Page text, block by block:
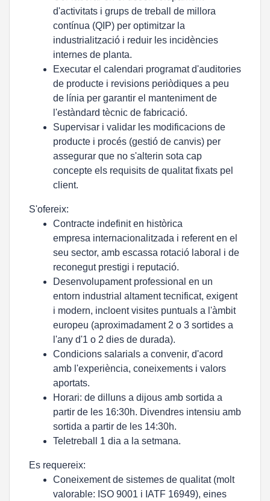
d'activitats i grups de treball de millora
contínua (QIP) per optimitzar la
industrialització i reduir les incidències
internes de planta.
Executar el calendari programat d'auditories
de producte i revisions periòdiques a peu
de línia per garantir el manteniment de
l'estàndard tècnic de fabricació.
Supervisar i validar les modificacions de
producte i procés (gestió de canvis) per
assegurar que no s'alterin sota cap
concepte els requisits de qualitat fixats pel
client.
S'ofereix:
Contracte indefinit en històrica
empresa internacionalitzada i referent en el
seu sector, amb escassa rotació laboral i de
reconegut prestigi i reputació.
Desenvolupament professional en un
entorn industrial altament tecnificat, exigent
i modern, incloent visites puntuals a l'àmbit
europeu (aproximadament 2 o 3 sortides a
l'any d'1 o 2 dies de durada).
Condicions salarials a convenir, d'acord
amb l'experiència, coneixements i valors
aportats.
Horari: de dilluns a dijous amb sortida a
partir de les 16:30h. Divendres intensiu amb
sortida a partir de les 14:30h.
Teletreball 1 dia a la setmana.
Es requereix:
Coneixement de sistemes de qualitat (molt
valorable: ISO 9001 i IATF 16949), eines